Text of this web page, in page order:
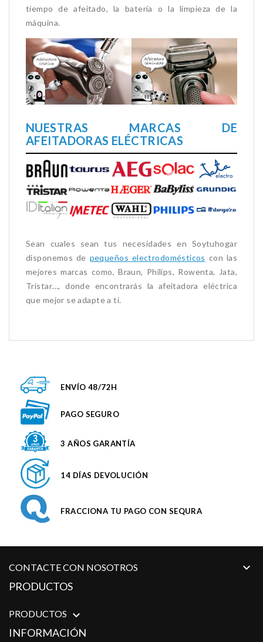
tiempo de afeitado, la batería o la limpieza de la
máquina.
NUESTRAS MARCAS DE
AFEITADORAS ELÉCTRICAS
Sean cuales sean tus necesidades en Soytuhogar
disponemos de pequeños electrodomésticos con las
mejores marcas como, Braun, Philips, Rowenta, Jata,
Tristar…, donde encontrarás la afeitadora eléctrica
que mejor se adapte a ti.
ENVÍO 48/72H
PAGO SEGURO
3 AÑOS GARANTÍA
14 DÍAS DEVOLUCIÓN
FRACCIONA TU PAGO CON SEQURA
CONTACTE CON NOSOTROS 
PRODUCTOS
PRODUCTOS 
INFORMACIÓN